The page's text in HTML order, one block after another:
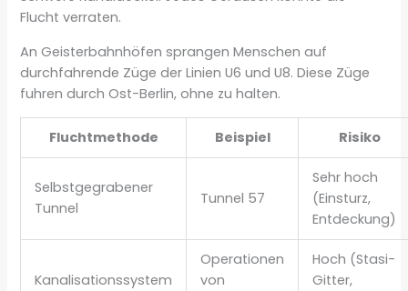
Flucht verraten.
An Geisterbahnhöfen sprangen Menschen auf
durchfahrende Züge der Linien U6 und U8. Diese Züge
fuhren durch Ost-Berlin, ohne zu halten.
Fluchtmethode Beispiel Risiko
Selbstgegrabener
Tunnel
Tunnel 57
Sehr hoch
(Einsturz,
Entdeckung)
Kanalisationssystem
Operationen
von
Hoch (Stasi-
Gitter,